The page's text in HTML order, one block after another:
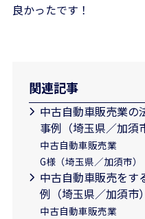
良かったです！
関連記事
中古自動車販売業の
事例（埼玉県／加須
中古自動車販売業
G様（埼玉県／加須市）
中古自動車販売をす
例（埼玉県／加須市）
中古自動車販売業